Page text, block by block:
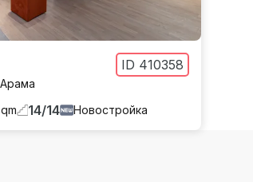
ID 410358
14/14 Новостройка